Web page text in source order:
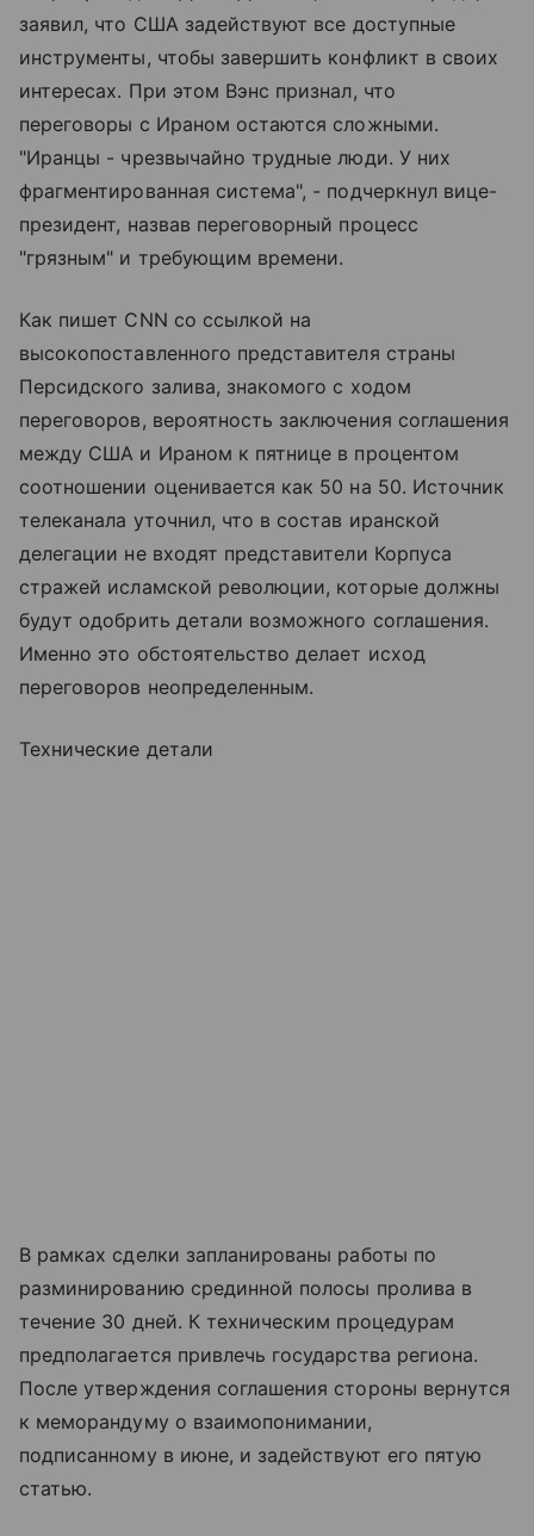
заявил, что США задействуют все доступные
инструменты, чтобы завершить конфликт в своих
интересах. При этом Вэнс признал, что
переговоры с Ираном остаются сложными.
"Иранцы - чрезвычайно трудные люди. У них
фрагментированная система", - подчеркнул вице-
президент, назвав переговорный процесс
"грязным" и требующим времени.
Как пишет CNN со ссылкой на
высокопоставленного представителя страны
Персидского залива, знакомого с ходом
переговоров, вероятность заключения соглашения
между США и Ираном к пятнице в процентом
соотношении оценивается как 50 на 50. Источник
телеканала уточнил, что в состав иранской
делегации не входят представители Корпуса
стражей исламской революции, которые должны
будут одобрить детали возможного соглашения.
Именно это обстоятельство делает исход
переговоров неопределенным.
Технические детали
В рамках сделки запланированы работы по
разминированию срединной полосы пролива в
течение 30 дней. К техническим процедурам
предполагается привлечь государства региона.
После утверждения соглашения стороны вернутся
к меморандуму о взаимопонимании,
подписанному в июне, и задействуют его пятую
статью.